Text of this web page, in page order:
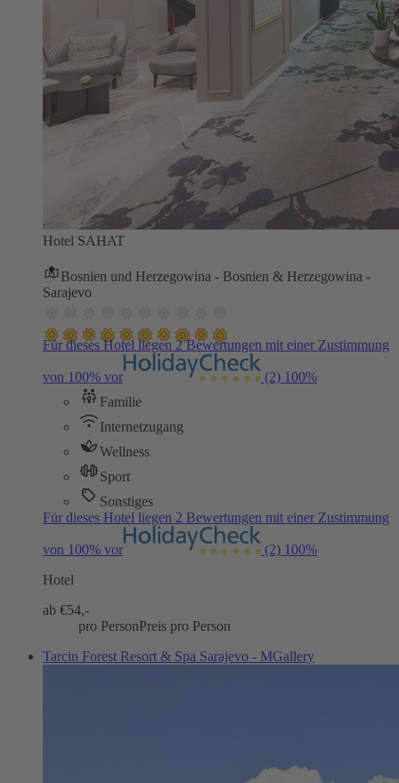
Hotel SAHAT
Bosnien und Herzegowina - Bosnien & Herzegowina -
Sarajevo
Für dieses Hotel liegen 2 Bewertungen mit einer Zustimmung
von 100% vor (2) 100%
Familie
Internetzugang
Wellness
Sport
Sonstiges
Für dieses Hotel liegen 2 Bewertungen mit einer Zustimmung
von 100% vor (2) 100%
Hotel
ab €54,-
pro PersonPreis pro Person
Tarcin Forest Resort & Spa Sarajevo - MGallery